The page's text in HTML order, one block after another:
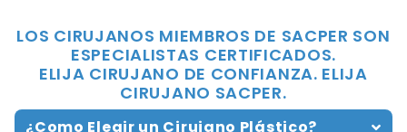
LOS CIRUJANOS MIEMBROS DE SACPER SON
ESPECIALISTAS CERTIFICADOS.
ELIJA CIRUJANO DE CONFIANZA. ELIJA
CIRUJANO SACPER.
¿Como Elegir un Cirujano Plástico?